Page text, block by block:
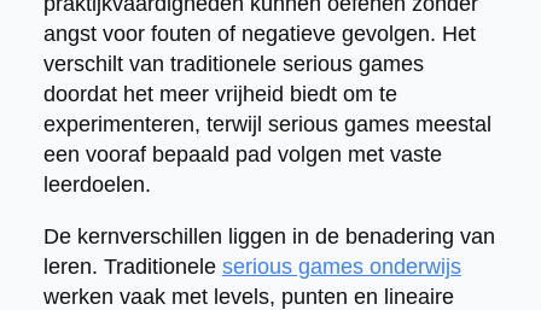
angst voor fouten of negatieve gevolgen. Het
verschilt van traditionele serious games
doordat het meer vrijheid biedt om te
experimenteren, terwijl serious games meestal
een vooraf bepaald pad volgen met vaste
leerdoelen.
De kernverschillen liggen in de benadering van
leren. Traditionele serious games onderwijs
werken vaak met levels, punten en lineaire